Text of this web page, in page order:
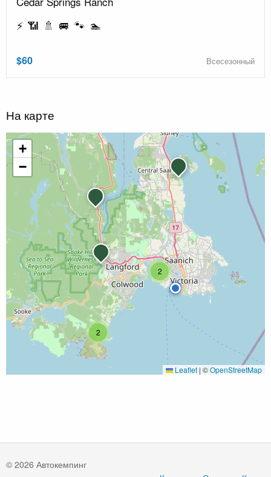
⚡ 📶 🚿 🚐 🐾 🏊
$60 Всесезонный
На карте
2
2
+
−
Leaflet | ©OpenStreetMap
© 2026 Автокемпинг